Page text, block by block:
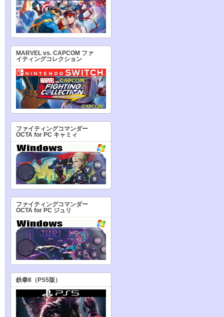
MARVEL vs. CAPCOM ファ
イティングコレクション
ファイティングコマンダー
OCTA for PC キャミィ
ファイティングコマンダー
OCTA for PC ジュリ
鉄拳8（PS5版）